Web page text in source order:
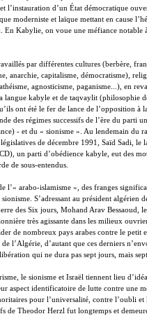
l’instauration d’un État démocratique
moderniste et laïque mettant en cause
En Kabylie, on voue une méfiance notable
par différentes cultures (berbère,
anarchie, capitalisme, démocratisme),
agnosticisme, paganisme...), en
langue kabyle et de taqvaylit (philosophie
ont été le fer de lance de l’opposition à
des régimes successifs de l’ère du parti
- et du « sionisme ». Au lendemain du
de décembre 1991, Saïd Sadi, le
un parti d’obédience kabyle, eut des
de sous-entendus.
l’« arabo-islamisme », des franges
S’adressant au président algérien
des Six jours, Mohand Arav Bessaoud,
très agissante dans les milieux
de nombreux pays arabes contre le petit
l’Algérie, d’autant que ces derniers
qui ne dura pas sept jours, mais
le sionisme et Israël tiennent lieu
aspect identificatoire de lutte contre une
pour l’universalité, contre l’oubli
de Theodor Herzl fut longtemps et